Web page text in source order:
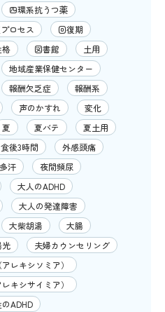
四環系抗うつ薬
ロセス
回復期
格 図書館
土用
地域産業保健センター
報酬欠乏症
報酬系
声のかすれ
変化
夏 夏バテ
夏土用
後3時間
外感頭痛
多汗
夜間頻尿
大人のADHD
大人の発達障害
大柴胡湯
大腸
光
夫婦カウンセリング
レキシソミア）
キシサイミア）
ADHD